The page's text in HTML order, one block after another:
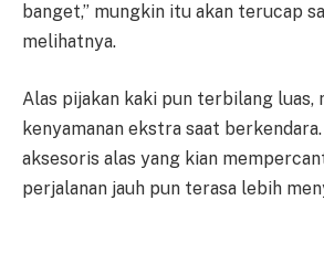
banget,” mungkin itu akan terucap
melihatnya.
Alas pijakan kaki pun terbilang luas,
kenyamanan ekstra saat
aksesoris alas yang kian
perjalanan jauh pun terasa lebih